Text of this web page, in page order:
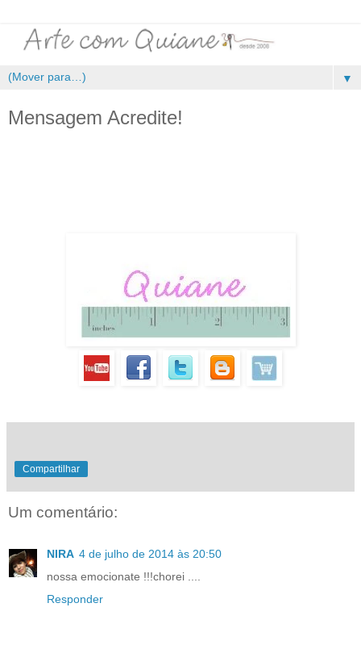
▼
Mensagem Acredite!
Compartilhar
Um comentário:
NIRA 4 de julho de 2014 às 20:50
nossa emocionate !!!chorei ....
Responder